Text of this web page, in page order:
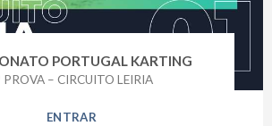
PORTUGAL KARTING
PROVA – CIRCUITO LEIRIA
ENTRAR